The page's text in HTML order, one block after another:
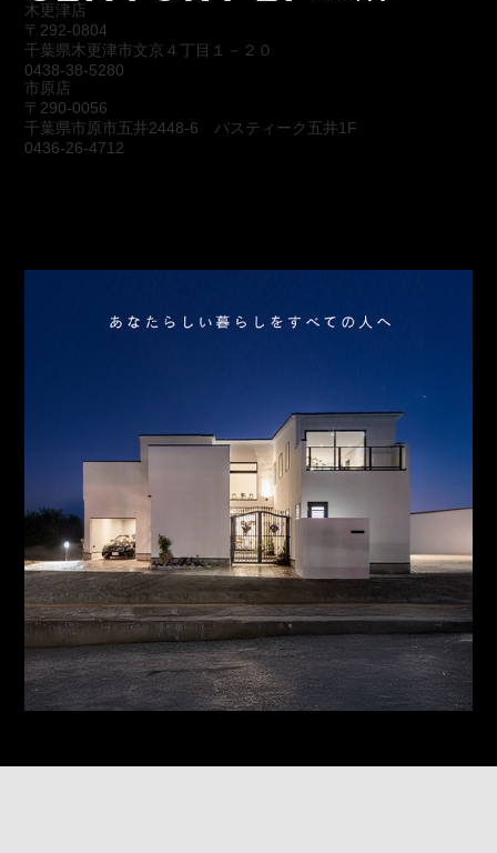
木更津店
〒292-0804
千葉県木更津市文京４丁目１－２０
0438-38-5280
市原店
〒290-0056
千葉県市原市五井2448-6 パスティーク五井1F
0436-26-4712